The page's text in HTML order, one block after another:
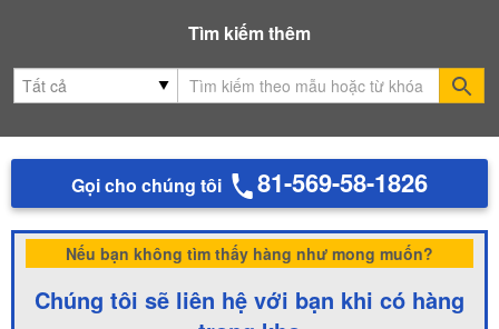
Tìm kiếm thêm
Gọi cho chúng tôi 81-569-58-1826
Nếu bạn không tìm thấy hàng như mong muốn?
Chúng tôi sẽ liên hệ với bạn khi có hàng